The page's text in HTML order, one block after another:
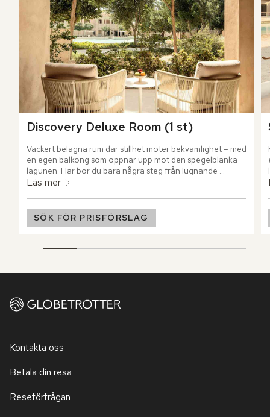
Discovery Deluxe Room (1 st)
Vackert belägna rum där stillhet möter bekvämlighet – med
en egen balkong som öppnar upp mot den spegelblanka
lagunen. Här bor du bara några steg från lugnande
behandlingar och kulinariska upplevelser.
Läs mer
SÖK FÖR PRISFÖRSLAG
Kontakta oss
Betala din resa
Reseförfrågan